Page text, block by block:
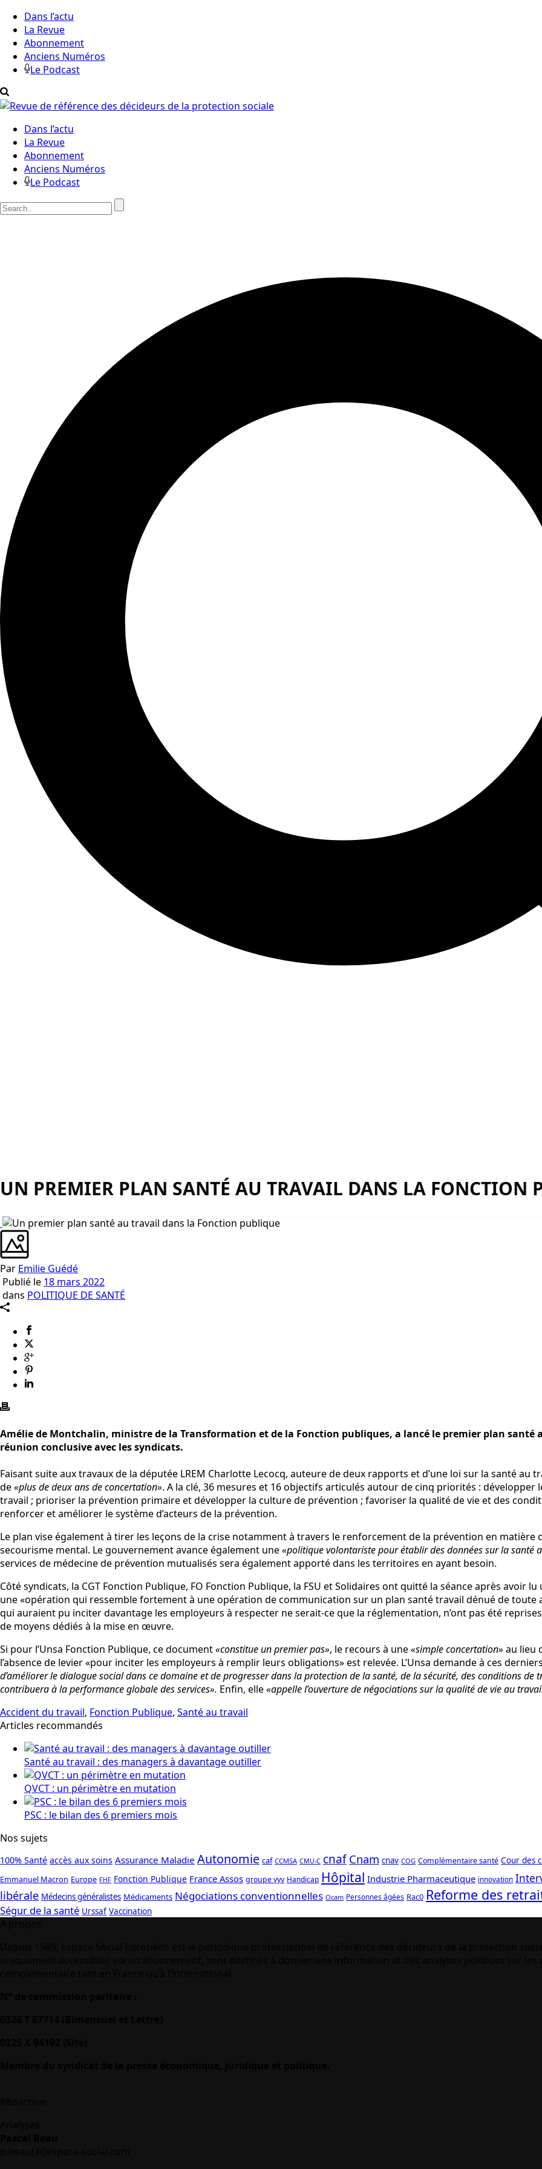
Dans l’actu
La Revue
Abonnement
Anciens Numéros
Le Podcast
Dans l’actu
La Revue
Abonnement
Anciens Numéros
Le Podcast
UN PREMIER PLAN SANTÉ AU TRAVAIL DANS LA FONCTION
Par Emilie Guédé
Publié le 18 mars 2022
dans POLITIQUE DE SANTÉ
Amélie de Montchalin, ministre de la Transformation et de la Fonction publiques, a lancé le premier plan santé
réunion conclusive avec les syndicats.
Faisant suite aux travaux de la députée LREM Charlotte Lecocq, auteure de deux rapports et d’une loi sur la santé
de«plus de deux ans de concertation». A la clé, 36 mesures et 16 objectifs articulés autour de cinq priorités :
travail ; prioriser la prévention primaire et développer la culture de prévention ; favoriser la qualité de vie et des
renforcer et améliorer le système d’acteurs de la prévention.
Le plan vise également à tirer les leçons de la crise notamment à travers le renforcement de la prévention en matière
secourisme mental. Le gouvernement avance également une«politique volontariste pour établir des données sur la santé
services de médecine de prévention mutualisés sera également apporté dans les territoires en ayant besoin.
Côté syndicats, la CGT Fonction Publique, FO Fonction Publique, la FSU et Solidaires ont quitté la séance après avoir
une «opération qui ressemble fortement à une opération de communication sur un plan santé travail dénué de
qui auraient pu inciter davantage les employeurs à respecter ne serait-ce que la réglementation, n’ont pas été
de moyens dédiés à la mise en œuvre.
Si pour l’Unsa Fonction Publique, ce document«constitue un premier pas», le recours à une«simple concertation» au lieu
l’absence de levier «pour inciter les employeurs à remplir leurs obligations» est relevée. L’Unsa demande à ces derniers
d’améliorer le dialogue social dans ce domaine et de progresser dans la protection de la santé, de la sécurité, des conditions de
contribuera à la performance globale des services». Enfin, elle«appelle l’ouverture de négociations sur la qualité de vie au
Accident du travail, Fonction Publique, Santé au travail
Articles recommandés
Santé au travail : des managers à davantage outiller
QVCT : un périmètre en mutation
PSC : le bilan des 6 premiers mois
Nos sujets
100% Santé accès aux soins Assurance Maladie Autonomie caf CCMSA CMU-C cnaf Cnam cnav COG Complémentaire santé Cour des
Emmanuel Macron Europe FHF Fonction Publique France Assos groupe vyv Handicap Hôpital Industrie Pharmaceutique innovation
libérale Médecins généralistes Médicaments Négociations conventionnelles Ocam Personnes âgées Rac0 Reforme des
Ségur de la santé Urssaf Vaccination